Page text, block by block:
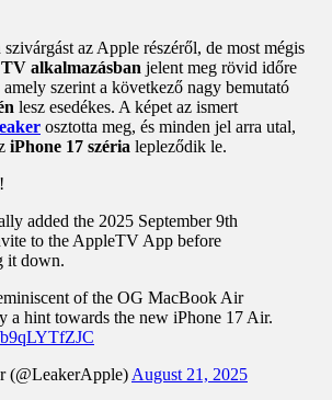
az Apple részéről, de most mégis
alkalmazásban jelent meg rövid időre
amely szerint a következő nagy bemutató
lesz esedékes. A képet az ismert
osztotta meg, és minden jel arra utal,
iPhone 17 széria lepleződik le.
added the 2025 September 9th
to the AppleTV App before
it down.
of the OG MacBook Air
a hint towards the new iPhone 17 Air.
(@LeakerApple) August 21, 2025